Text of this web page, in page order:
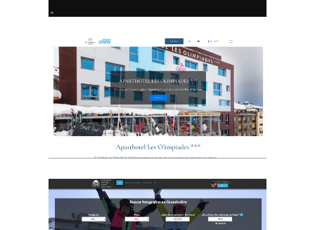
Sneaker Lane